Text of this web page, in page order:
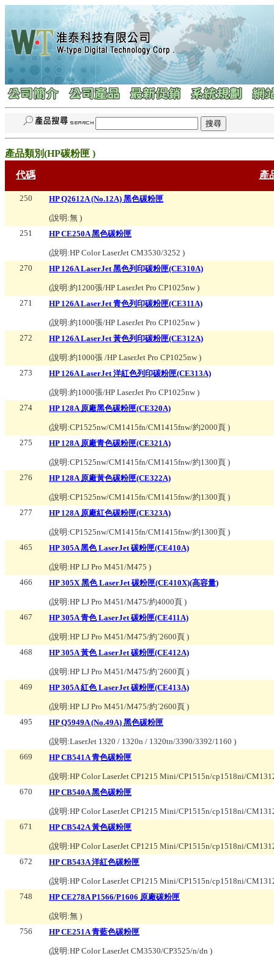
產品類別(HP碳粉匣 )
代碼 產
250 HP Q2612A (No.12A) 黑色碳粉匣
(說明:無 )
251
HP CE250A 黑色碳粉匣
(說明:HP Color LaserJet CM3530/3252 )
270
HP 126A LaserJet 黑色列印碳粉匣(CE310A)
(說明:約1200張/HP LaserJet Pro CP1025nw)
271
HP 126A LaserJet 青色列印碳粉匣(CE311A)
(說明:約1000張/HP LaserJet Pro CP1025nw)
272
HP 126A LaserJet 黃色列印碳粉匣(CE312A)
(說明:約1000張 /HP LaserJet Pro CP1025nw)
273
HP 126A LaserJet 洋紅色列印碳粉匣(CE313A)
(說明:約1000張/HP LaserJet Pro CP1025nw)
274
HP 128A 原廠黑色碳粉匣(CE320A)
(說明:CP1525nw/CM1415fn/CM1415fnw/約2000頁 )
275
HP 128A 原廠青色碳粉匣(CE321A)
(說明:CP1525nw/CM1415fn/CM1415fnw/約1300頁 )
276
HP 128A 原廠黃色碳粉匣(CE322A)
(說明:CP1525nw/CM1415fn/CM1415fnw/約1300頁 )
277
HP 128A 原廠紅色碳粉匣(CE323A)
(說明:CP1525nw/CM1415fn/CM1415fnw/約1300頁 )
465
HP 305A 黑色 LaserJet 碳粉匣(CE410A)
(說明:HP LJ Pro M451/M475 )
466
HP 305X 黑色 LaserJet 碳粉匣(CE410X)(高容量)
(說明:HP LJ Pro M451/M475/約4000頁 )
467
HP 305A 青色 LaserJet 碳粉匣(CE411A)
(說明:HP LJ Pro M451/M475/約ˊ2600頁 )
468
HP 305A 黃色 LaserJet 碳粉匣(CE412A)
(說明:HP LJ Pro M451/M475/約ˊ2600頁 )
469
HP 305A 紅色 LaserJet 碳粉匣(CE413A)
(說明:HP LJ Pro M451/M475/約ˊ2600頁 )
495
HP Q5949A (No.49A) 黑色碳粉匣
(說明:LaserJet 1320 / 1320n / 1320tn/3390/3392/1160 )
669
HP CB541A 青色碳粉匣
(說明:HP Color LaserJet CP1215 Mini/CP1515n/cp1518ni/
670
HP CB540A 黑色碳粉匣
(說明:HP Color LaserJet CP1215 Mini/CP1515n/cp1518ni/
671
HP CB542A 黃色碳粉匣
(說明:HP Color LaserJet CP1215 Mini/CP1515n/cp1518ni/
672
HP CB543A 洋紅色碳粉匣
(說明:HP Color LaserJet CP1215 Mini/CP1515n/cp1518ni/
748
HP CE278A P1566/P1606 原廠碳粉匣
(說明:無 )
756
HP CE251A 青藍色碳粉匣
(說明:HP Color LaserJet CM3530/CP3525/n/dn )